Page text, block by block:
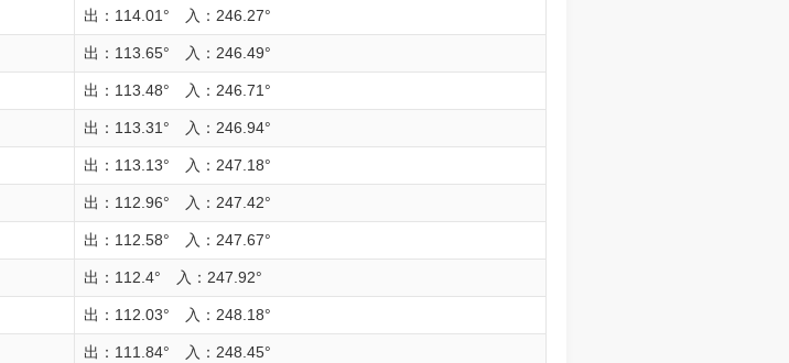
出：114.01° 入：246.27°
出：113.65° 入：246.49°
出：113.48° 入：246.71°
出：113.31° 入：246.94°
出：113.13° 入：247.18°
出：112.96° 入：247.42°
出：112.58° 入：247.67°
出：112.4° 入：247.92°
出：112.03° 入：248.18°
出：111.84° 入：248.45°